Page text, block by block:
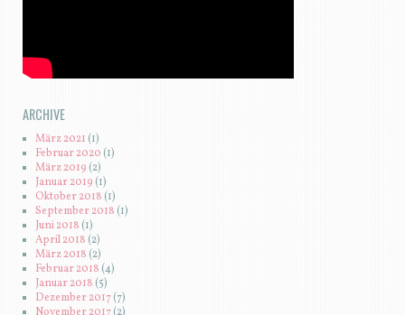
ARCHIVE
März 2021(1)
Februar 2020 (1)
März 2019 (2)
Januar 2019 (1)
Oktober 2018 (1)
September 2018 (1)
Juni 2018 (1)
April 2018 (2)
März 2018 (2)
Februar 2018(4)
Januar 2018 (5)
Dezember 2017(7)
November 2017(2)